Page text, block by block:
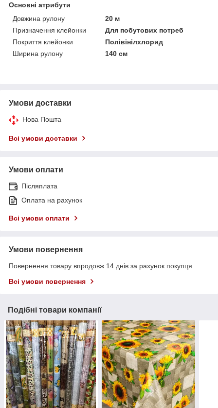
Основні атрибути
Довжина рулону
20 м
Призначення клейонки
Для побутових потреб
Покриття клейонки
Полівінілхлорид
Ширина рулону
140 см
Умови доставки
Нова Пошта
Всі умови доставки
Умови оплати
Післяплата
Оплата на рахунок
Всі умови оплати
Умови повернення
Повернення товару впродовж 14 днів за рахунок покупця
Всі умови повернення
Подібні товари компанії